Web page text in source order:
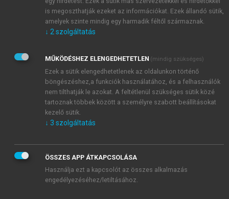
Kérek értesítést a MeRSZ újdonságairól, akcióiról.
Kérek értesítést az Akadémiai Kiadó Zrt. újdonságairól,
Adatkezelési tájékoztatóbanfoglaltakat tudomásul
veszem és elfogadom.
Általános vásárlási feltételeket, valamint a szotar.netés a
mersz.huoldalak licencszerződéseiben foglaltakat
tudomásul veszem és elfogadom.
KIPRÓBÁLOM
is megoszthatják ezeket az információkat. Ezek állandó sütik,
amelyek szinte mindig egy harmadik féltől származnak.
↓ 2 szolgáltatás
MŰKÖDÉSHEZ ELENGEDHETETLEN (mindig szükséges)
Ezek a sütik elengedhetetlenek az oldalunkon történő
böngészéshez,a funkciók használatához, és a felhasználók
nem tilthatják le azokat. A feltétlenül szükséges sütik közé
tartoznak többek között a személyre szabott beállításokat
kezelő sütik.
↓ 3 szolgáltatás
ÖSSZES APP ÁTKAPCSOLÁSA
Használja ezt a kapcsolót az összes alkalmazás
engedélyezéséhez/letiltásához.